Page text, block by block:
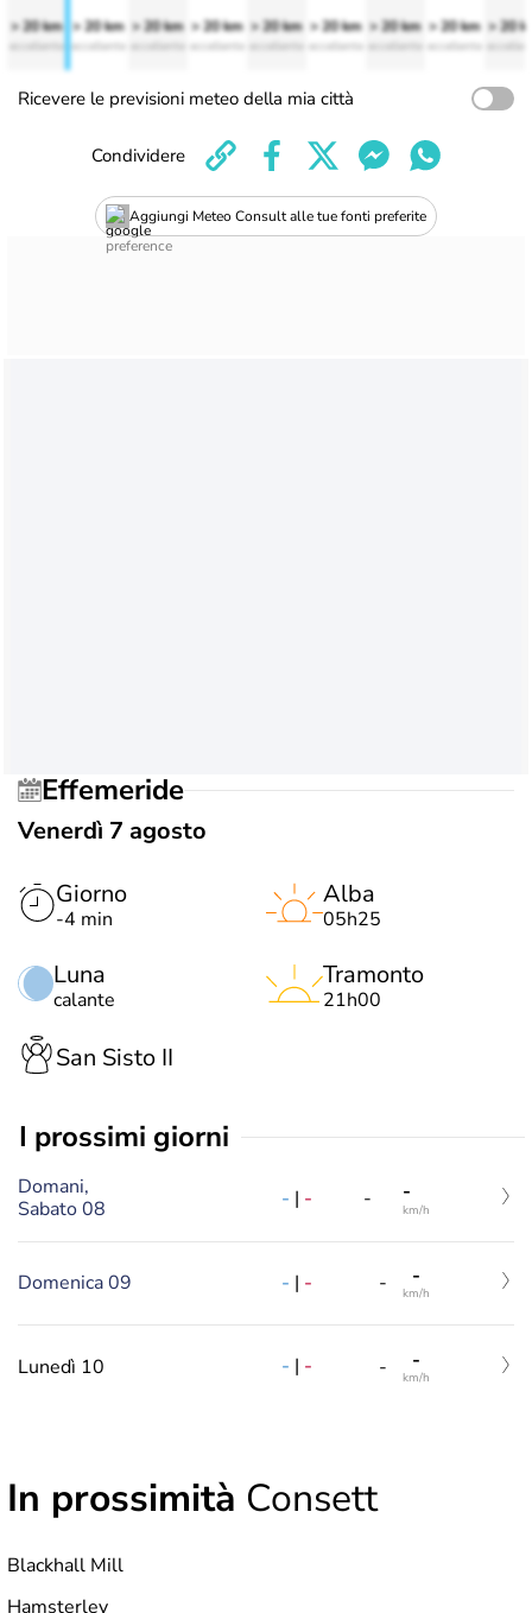
> 20 km
eccellente
> 20 km
eccellente
> 20 km
eccellente
> 20 km
eccellente
> 20 km
eccellente
> 20 km
eccellente
> 20 km
eccellente
> 20 km
eccellente
> 20
Ricevere le previsioni meteo della mia città
Aggiungi Meteo Consult alle tue fonti preferite
Condividere
Effemeride
Venerdì 7 agosto
Giorno
-4 min
Luna
calante
Alba
05h25
Tramonto
21h00
San Sisto II
i prossimi giorni
Domani,
Sabato 08
- | - - -
km/h
Domenica 09 - | - - -
km/h
Lunedì 10 - | - - -
km/h
In prossimità Consett
Blackhall Mill
Hamsterley